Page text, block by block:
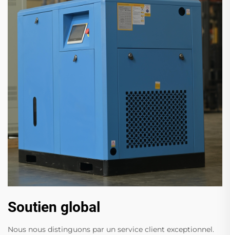
Soutien global
Nous nous distinguons par un service client exceptionnel.